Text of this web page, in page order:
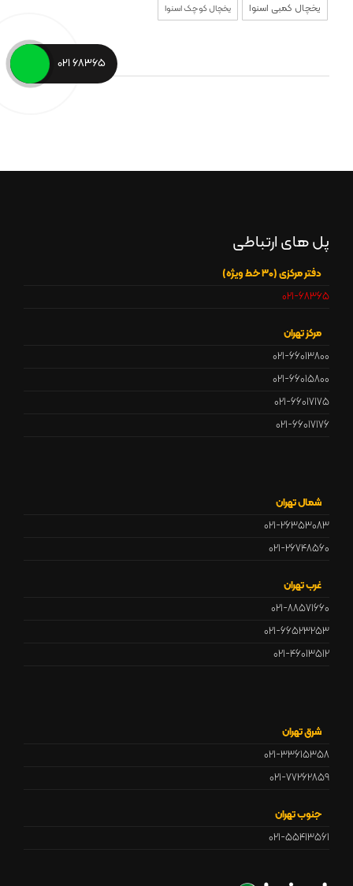
یخچال کمبی اسنوا یخچال کوچک اسنوا
پل های ارتباطی
دفتر مرکزی (30 خط ویژه)
021-68365
مرکز تهران
021-66013800
021-66015800
021-66017175
021-66017176
شمال تهران
021-26353083
021-26748560
غرب تهران
021-88571660
021-66523253
021-46013512
شرق تهران
021-33615358
021-77262859
جنوب تهران
021-55413561
68365 021